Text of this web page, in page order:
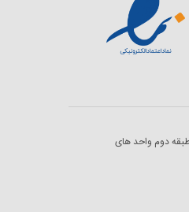
طبقه دوم واحد های